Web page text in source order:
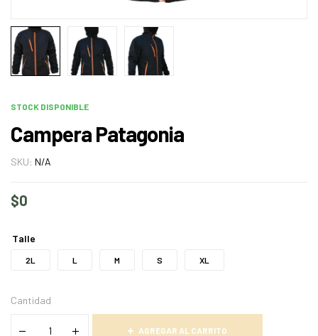
STOCK DISPONIBLE
Campera Patagonia
SKU: N/A
$0
Talle
2L L M S XL
Cantidad
AGREGAR AL CARRITO